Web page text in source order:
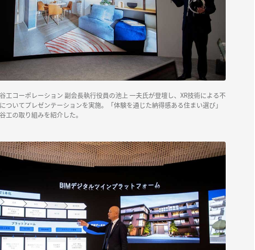
工コーポレーション 副会長執行役員の池上 一夫氏が登壇し、XR技術による不
ついてプレゼンテーションを実施。「体験を通じた納得感ある住まい選び」
工の取り組みを紹介した。